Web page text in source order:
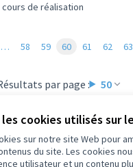
cookies utilisés sur
sur notre site Web pour
du site. Les cookies
utilisateur et un contenu
de réalisation
par page : 50
… 58 59 60 61 62 63